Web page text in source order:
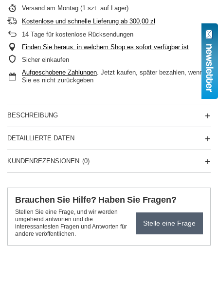
Versand am Montag (1 szt. auf Lager)
Kostenlose und schnelle Lieferung ab 300,00 zł
14 Tage für kostenlose Rücksendungen
Finden Sie heraus, in welchem Shop es sofort verfügbar ist
Sicher einkaufen
Aufgeschobene Zahlungen. Jetzt kaufen, später bezahlen, wenn
Sie es nicht zurückgeben
BESCHREIBUNG
DETAILLIERTE DATEN
KUNDENREZENSIONEN (0)
Brauchen Sie Hilfe? Haben Sie Fragen?
Stellen Sie eine Frage, und wir werden
umgehend antworten und die
interessantesten Fragen und Antworten für
andere veröffentlichen.
Stelle eine Frage